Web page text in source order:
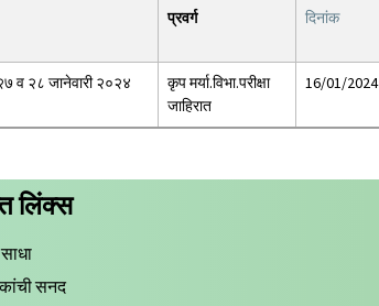
प्रवर्ग दिनांक
२७ व २८ जानेवारी २०२४
कृप मर्या.विभा.परीक्षा
जाहिरात
16/01/2024
लिंक्स
सनद